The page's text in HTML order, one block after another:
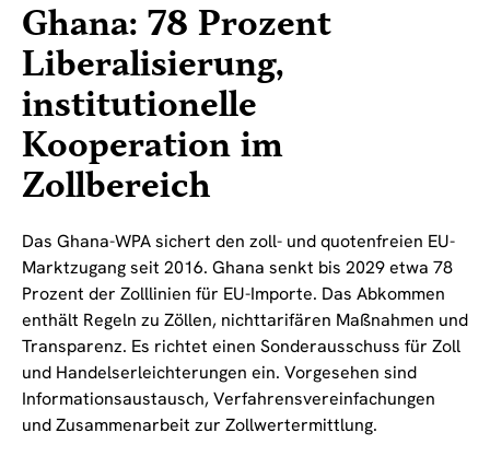
Ghana: 78 Prozent
Liberalisierung,
institutionelle
Kooperation im
Zollbereich
Das Ghana-WPA sichert den zoll- und quotenfreien EU-
Marktzugang seit 2016. Ghana senkt bis 2029 etwa 78
Prozent der Zolllinien für EU-Importe. Das Abkommen
enthält Regeln zu Zöllen, nichttarifären Maßnahmen und
Transparenz. Es richtet einen Sonderausschuss für Zoll
und Handelserleichterungen ein. Vorgesehen sind
Informationsaustausch, Verfahrensvereinfachungen
und Zusammenarbeit zur Zollwertermittlung.